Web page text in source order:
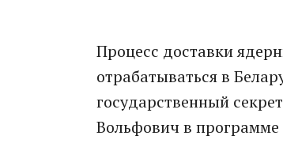
Процесс доставки
отрабатываться в
государственный
Вольфович в программе